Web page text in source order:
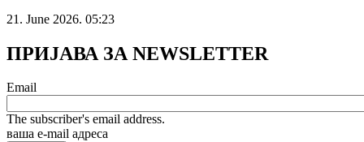
21. June 2026. 05:23
ПРИЈАВА ЗА NEWSLETTER
Email
The subscriber's email address.
ваша е-mail адреса